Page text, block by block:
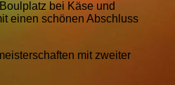
bei Käse und
einen schönen Abschluss
mit zweiter